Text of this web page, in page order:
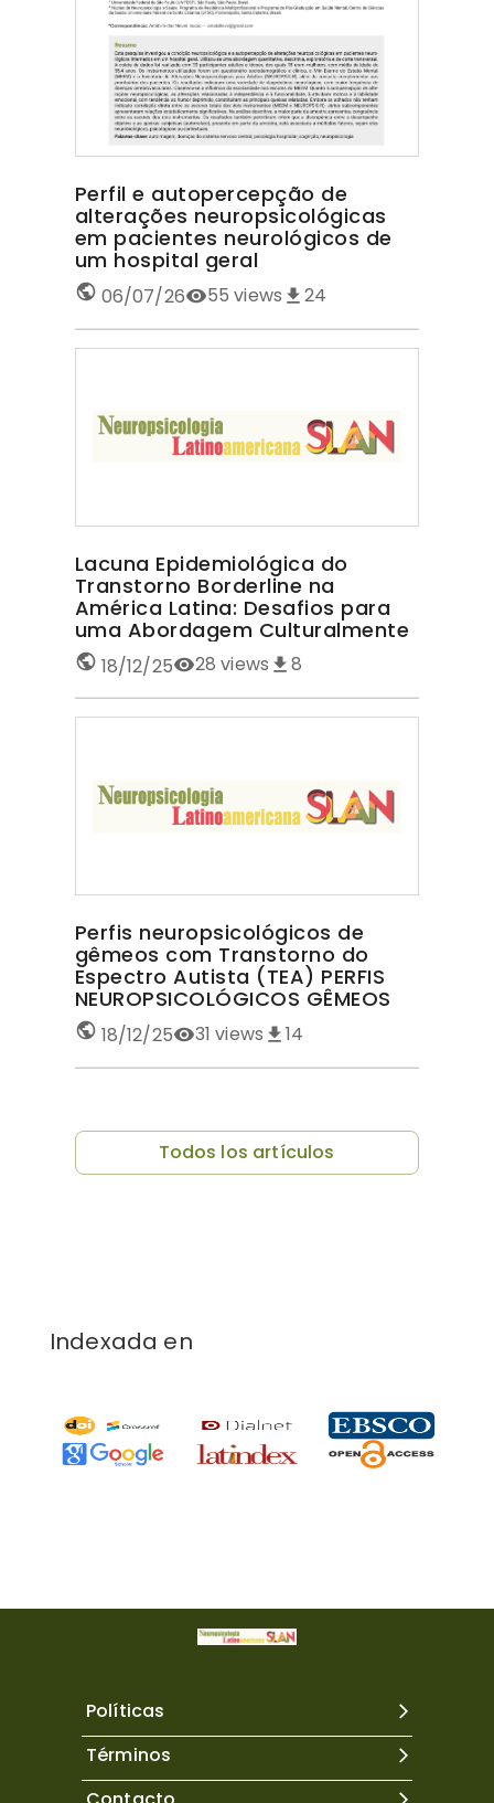
Perfil e autopercepção de
alterações neuropsicológicas
em pacientes neurológicos de
um hospital geral
06/07/26 55 views 24
Lacuna Epidemiológica do
Transtorno Borderline na
América Latina: Desafios para
uma Abordagem Culturalmente
Sensível TRANSTORNO
BORDERLINE NA AMÉRICA LATINA
18/12/25 28 views 8
Perfis neuropsicológicos de
gêmeos com Transtorno do
Espectro Autista (TEA) PERFIS
NEUROPSICOLÓGICOS GÊMEOS
COM TEA
18/12/25 31 views 14
Todos los artículos
Indexada en
Políticas
Términos